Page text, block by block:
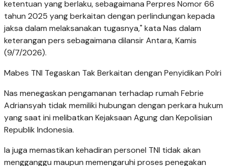
ketentuan yang berlaku, sebagaimana Perpres Nomor 66
tahun 2025 yang berkaitan dengan perlindungan kepada
jaksa dalam melaksanakan tugasnya," kata Nas dalam
keterangan pers sebagaimana dilansir Antara, Kamis
(9/7/2026).
Mabes TNI Tegaskan Tak Berkaitan dengan Penyidikan Polri
Nas menegaskan pengamanan terhadap rumah Febrie
Adriansyah tidak memiliki hubungan dengan perkara hukum
yang saat ini melibatkan Kejaksaan Agung dan Kepolisian
Republik Indonesia.
Ia juga memastikan kehadiran personel TNI tidak akan
mengganggu maupun memengaruhi proses penegakan